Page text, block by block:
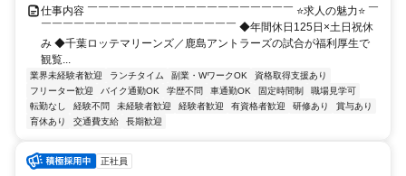
仕事内容 ￣￣￣￣￣￣￣￣￣￣￣￣￣￣￣￣￣￣￣ ⭐求人の魅力⭐ ￣
￣￣￣￣￣￣￣￣￣￣￣￣￣￣￣￣￣￣ ◆年間休日125日×土日祝休
み ◆千葉ロッテマリーンズ／鹿島アントラーズの試合が福利厚生で
観覧...
業界未経験者歓迎 ランチタイム 副業・WワークOK
資格取得支援あり
フリーター歓迎
バイク通勤OK 学歴不問 車通勤OK 固定時間制
職場見学可
転勤なし
経験不問 未経験者歓迎 経験者歓迎 有資格者歓迎 研修あり
賞与あり
育休あり
交通費支給 長期歓迎
正社員